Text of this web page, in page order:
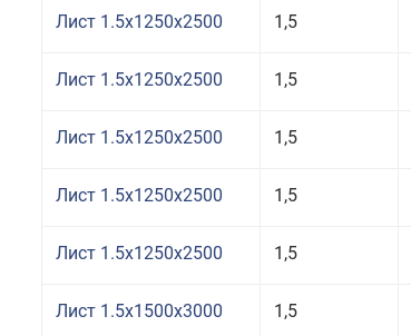
Лист 1.5x1250x2500 1,5
Лист 1.5x1250x2500 1,5
Лист 1.5x1250x2500 1,5
Лист 1.5x1250x2500 1,5
Лист 1.5x1250x2500 1,5
Лист 1.5x1500x3000 1,5